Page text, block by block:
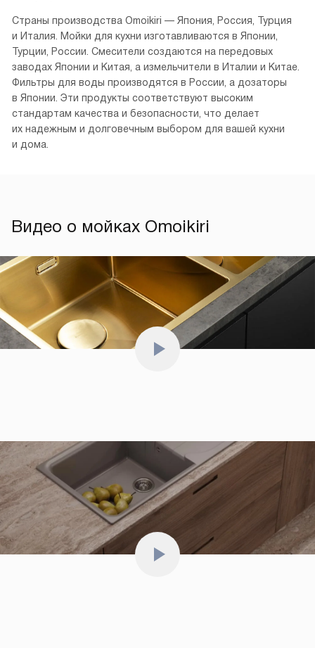
Страны производства Omoikiri — Япония, Россия, Турция
и Италия. Мойки для кухни изготавливаются в Японии,
Турции, России. Смесители создаются на передовых
заводах Японии и Китая, а измельчители в Италии и Китае.
Фильтры для воды производятся в России, а дозаторы
в Японии. Эти продукты соответствуют высоким
стандартам качества и безопасности, что делает
их надежным и долговечным выбором для вашей кухни
и дома.
Видео о мойках Omoikiri